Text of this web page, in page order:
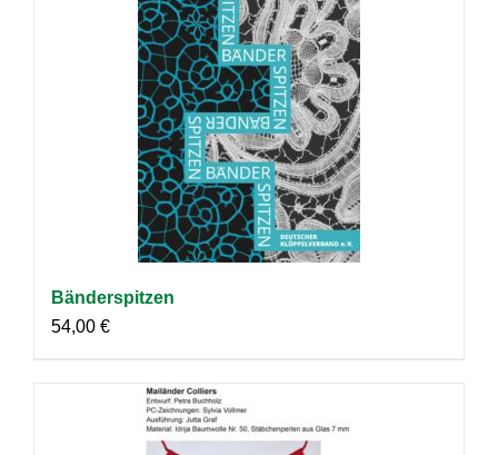
Bänderspitzen
54,00 €